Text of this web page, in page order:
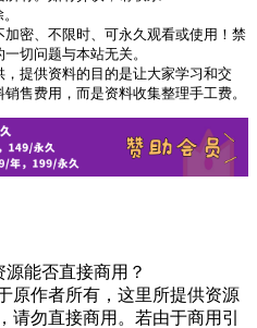
密、不限时、可永久观看或使用！禁
切问题与本站无关。
提供资料的目的是让大家学习和交
售费用，而是资料收集整理手工费。
能否直接商用？
原作者所有，这里所提供资源
请勿直接商用。若由于商用引